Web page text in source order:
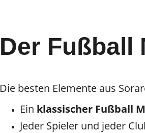
Der Fußball
Die besten Elemente aus
Ein klassischer Fußball
Jeder Spieler und jeder